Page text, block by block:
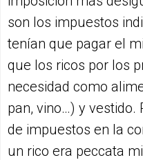
son los impuestos
tenían que pagar el
que los ricos por los
necesidad como
pan, vino…) y
de impuestos en la
un rico era peccata